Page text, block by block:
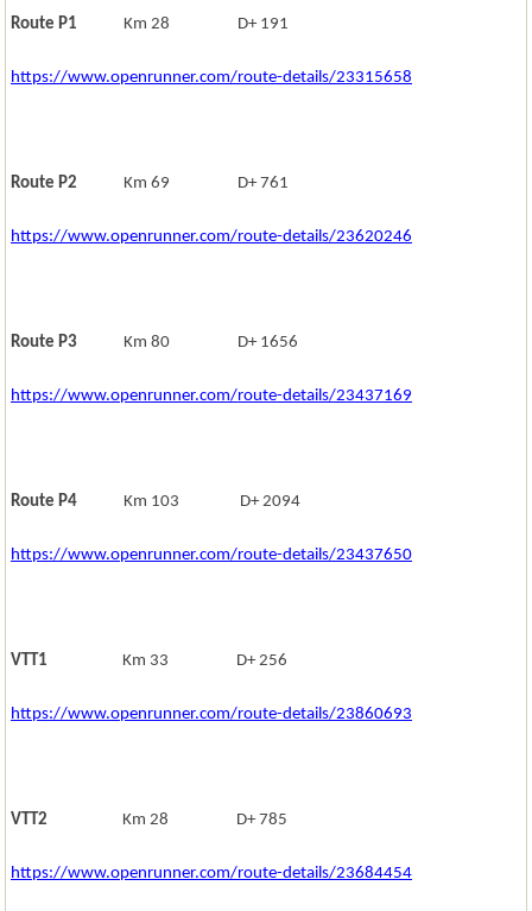
Route P1 Km 28 D+ 191
https://www.openrunner.com/route-details/23315658
Route P2 Km 69 D+ 761
https://www.openrunner.com/route-details/23620246
Route P3 Km 80 D+ 1656
https://www.openrunner.com/route-details/23437169
Route P4 Km 103 D+ 2094
https://www.openrunner.com/route-details/23437650
VTT1 Km 33 D+ 256
https://www.openrunner.com/route-details/23860693
VTT2 Km 28 D+ 785
https://www.openrunner.com/route-details/23684454